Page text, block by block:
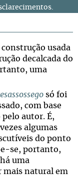
usada
decalcada do
uma
só foi
com base
autor. É,
algumas
do ponto
se, portanto,
uma
mais natural em